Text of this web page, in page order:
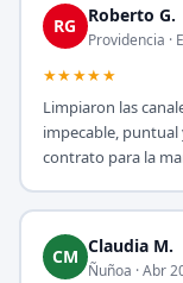
RG Roberto G.
Providencia ·
★★★★★
Limpiaron las
impecable,
contrato para la
CM Claudia M.
Ñuñoa · Abr